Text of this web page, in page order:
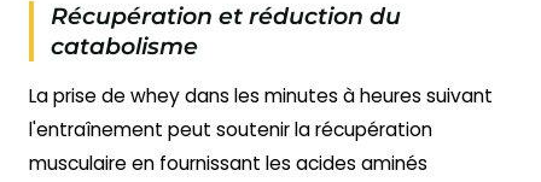
Récupération et réduction du
catabolisme
La prise de whey dans les minutes à heures suivant
l'entraînement peut soutenir la récupération
musculaire en fournissant les acides aminés